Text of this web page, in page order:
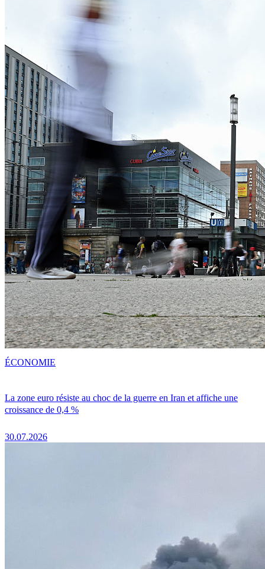
La zone euro résiste au choc de la guerre en Iran et affiche une
croissance de 0,4 %
30.07.2026
ÉCONOMIE